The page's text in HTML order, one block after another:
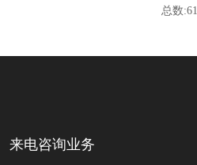
总数
来电咨询业务